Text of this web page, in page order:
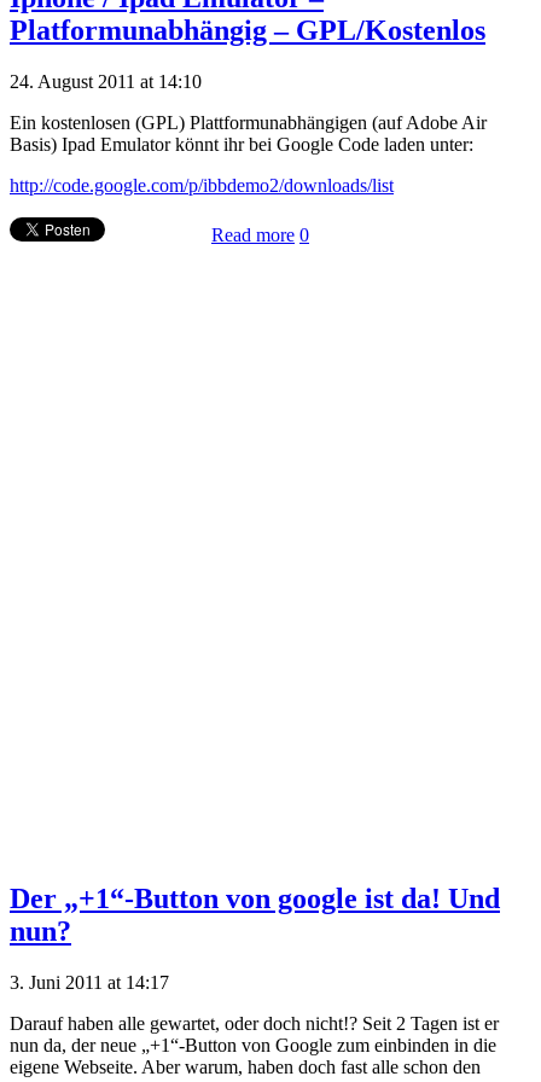
Platformunabhängig – GPL/Kostenlos
24. August 2011 at 14:10
Ein kostenlosen (GPL) Plattformunabhängigen (auf Adobe Air
Basis) Ipad Emulator könnt ihr bei Google Code laden unter:
http://code.google.com/p/ibbdemo2/downloads/list
Read more 0
Der „+1“-Button von google ist da! Und
nun?
3. Juni 2011 at 14:17
Darauf haben alle gewartet, oder doch nicht!? Seit 2 Tagen ist er
nun da, der neue „+1“-Button von Google zum einbinden in die
eigene Webseite. Aber warum, haben doch fast alle schon den